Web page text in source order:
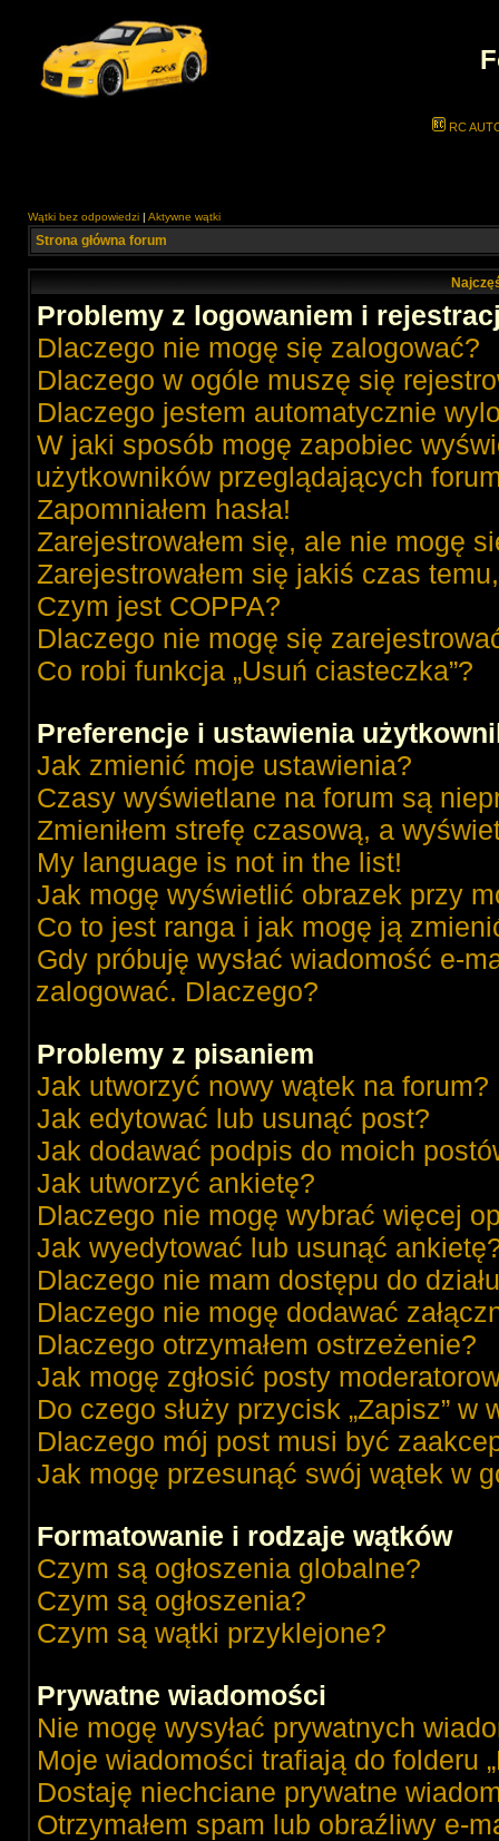
RC
Wątki bez odpowiedzi | Aktywne wątki
Strona główna forum
Problemy z logowaniem i
Dlaczego nie mogę się zalogować?
Dlaczego w ogóle muszę się
Dlaczego jestem automatycznie
W jaki sposób mogę zapobiec
użytkowników przeglądających
Zapomniałem hasła!
Zarejestrowałem się, ale nie mogę
Zarejestrowałem się jakiś czas
Czym jest COPPA?
Dlaczego nie mogę się
Co robi funkcja „Usuń ciasteczka”?
Preferencje i ustawienia
Jak zmienić moje ustawienia?
Czasy wyświetlane na forum są
Zmieniłem strefę czasową, a
My language is not in the list!
Jak mogę wyświetlić obrazek przy
Co to jest ranga i jak mogę ją
Gdy próbuję wysłać wiadomość e-
zalogować. Dlaczego?
Problemy z pisaniem
Jak utworzyć nowy wątek na forum?
Jak edytować lub usunąć post?
Jak dodawać podpis do moich
Jak utworzyć ankietę?
Dlaczego nie mogę wybrać więcej
Jak wyedytować lub usunąć
Dlaczego nie mam dostępu do
Dlaczego nie mogę dodawać
Dlaczego otrzymałem ostrzeżenie?
Jak mogę zgłosić posty
Do czego służy przycisk „Zapisz”
Dlaczego mój post musi być
Jak mogę przesunąć swój wątek w
Formatowanie i rodzaje wątków
Czym są ogłoszenia globalne?
Czym są ogłoszenia?
Czym są wątki przyklejone?
Prywatne wiadomości
Nie mogę wysyłać prywatnych
Moje wiadomości trafiają do folderu
Dostaję niechciane prywatne
Otrzymałem spam lub obraźliwy e-